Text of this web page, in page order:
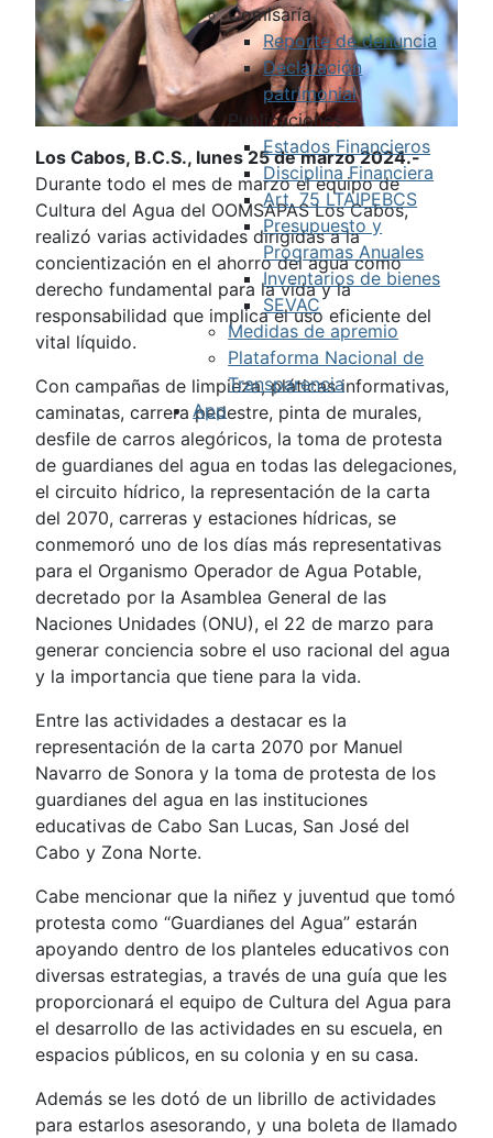
Comisaría
Reporte de denuncia
Declaración
patrimonial
Publicaciones
Estados Financieros
Disciplina Financiera
Art. 75 LTAIPEBCS
Presupuesto y
Programas Anuales
Inventarios de bienes
SEVAC
Medidas de apremio
Plataforma Nacional de
Transparencia
App
Los Cabos, B.C.S., lunes 25 de marzo 2024.-
Durante todo el mes de marzo el equipo de
Cultura del Agua del OOMSAPAS Los Cabos,
realizó varias actividades dirigidas a la
concientización en el ahorro del agua como
derecho fundamental para la vida y la
responsabilidad que implica el uso eficiente del
vital líquido.
Con campañas de limpieza, pláticas informativas,
caminatas, carrera pedestre, pinta de murales,
desfile de carros alegóricos, la toma de protesta
de guardianes del agua en todas las delegaciones,
el circuito hídrico, la representación de la carta
del 2070, carreras y estaciones hídricas, se
conmemoró uno de los días más representativas
para el Organismo Operador de Agua Potable,
decretado por la Asamblea General de las
Naciones Unidades (ONU), el 22 de marzo para
generar conciencia sobre el uso racional del agua
y la importancia que tiene para la vida.
Entre las actividades a destacar es la
representación de la carta 2070 por Manuel
Navarro de Sonora y la toma de protesta de los
guardianes del agua en las instituciones
educativas de Cabo San Lucas, San José del
Cabo y Zona Norte.
Cabe mencionar que la niñez y juventud que tomó
protesta como “Guardianes del Agua” estarán
apoyando dentro de los planteles educativos con
diversas estrategias, a través de una guía que les
proporcionará el equipo de Cultura del Agua para
el desarrollo de las actividades en su escuela, en
espacios públicos, en su colonia y en su casa.
Además se les dotó de un librillo de actividades
para estarlos asesorando, y una boleta de llamado